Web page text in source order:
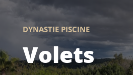
DYNASTIE PISCINE
Volets